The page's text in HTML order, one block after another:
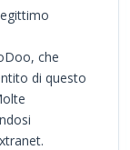
che
di questo